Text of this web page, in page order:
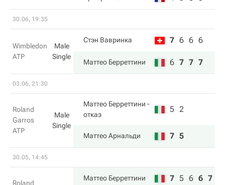
30.06, 19:35
Wimbledon
ATP
Male
Single
Стэн Вавринка 7 6 6 6
Маттео Берреттини 6 7 7 7
03.06, 21:30
Roland
Garros
ATP
Male
Single
Маттео Берреттини -
отказ
5 2
Маттео Арнальди 7 5
30.05, 14:45
Roland
Маттео Берреттини 7 5 6 6 7